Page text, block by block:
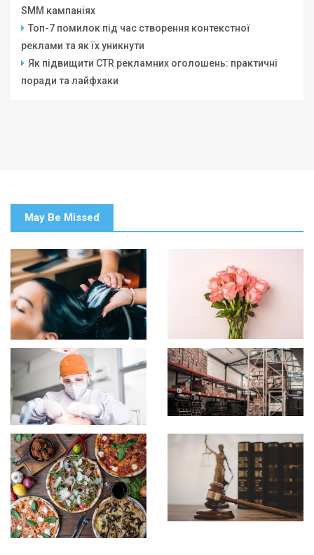
SMM кампаніях
Топ-7 помилок під час створення контекстної
реклами та як їх уникнути
Як підвищити CTR рекламних оголошень: практичні
поради та лайфхаки
May Be Missed